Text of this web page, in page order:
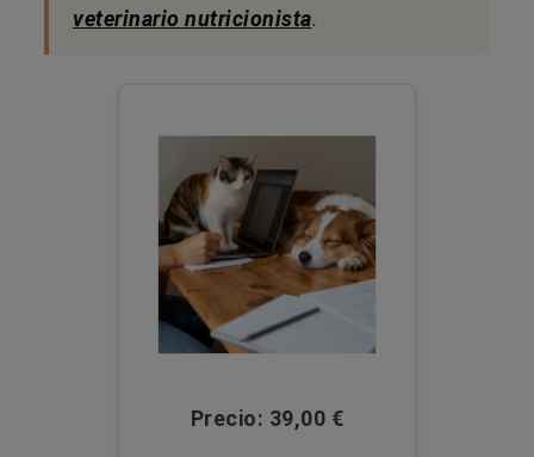
veterinario nutricionista.
Precio: 39,00 €